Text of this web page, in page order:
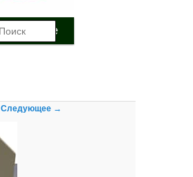
Поиск
Youtube
Следующее →